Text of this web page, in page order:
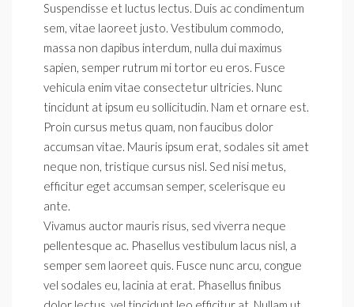
Suspendisse et luctus lectus. Duis ac condimentum
sem, vitae laoreet justo. Vestibulum commodo,
massa non dapibus interdum, nulla dui maximus
sapien, semper rutrum mi tortor eu eros. Fusce
vehicula enim vitae consectetur ultricies. Nunc
tincidunt at ipsum eu sollicitudin. Nam et ornare est.
Proin cursus metus quam, non faucibus dolor
accumsan vitae. Mauris ipsum erat, sodales sit amet
neque non, tristique cursus nisl. Sed nisi metus,
efficitur eget accumsan semper, scelerisque eu
ante.
Vivamus auctor mauris risus, sed viverra neque
pellentesque ac. Phasellus vestibulum lacus nisl, a
semper sem laoreet quis. Fusce nunc arcu, congue
vel sodales eu, lacinia at erat. Phasellus finibus